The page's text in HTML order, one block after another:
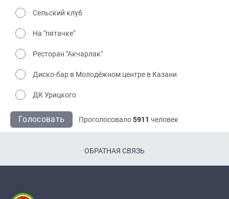
Сельский клуб
На "пятачке"
Ресторан "Акчарлак"
Диско-бар в Молодёжном центре в Казани
ДК Урицкого
Голосовать Проголосовало5911 человек
ОБРАТНАЯ СВЯЗЬ